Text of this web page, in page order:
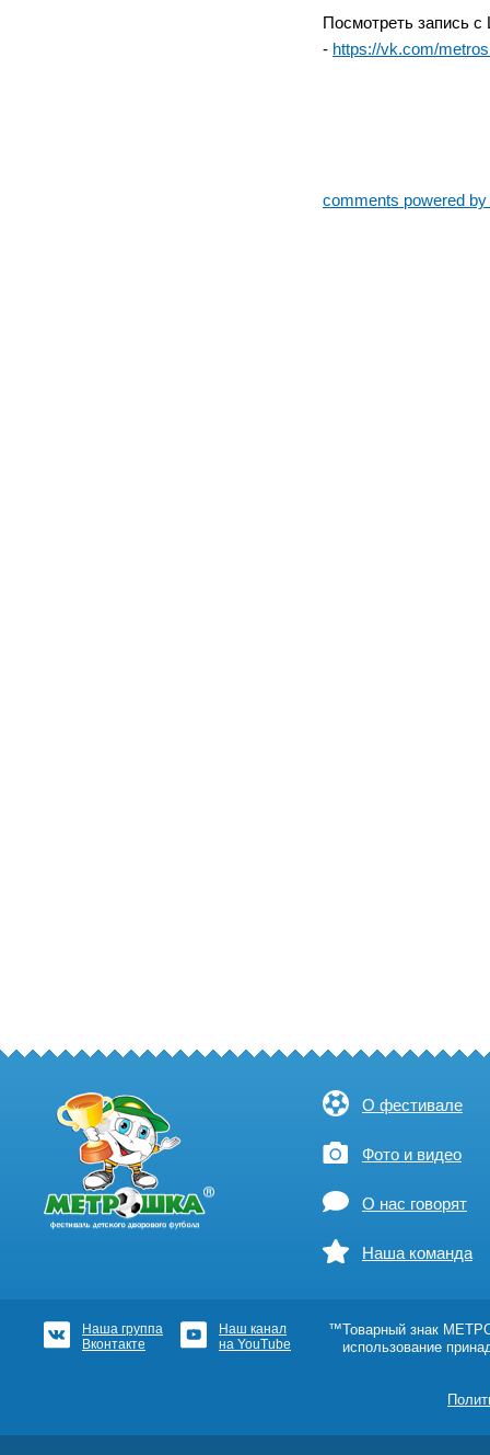
Посмотреть запись
- https://vk.com/
comments powered
О фестивале
Фото и видео
О нас говорят
Наша команда
Наша группа
Вконтакте
Наш канал
на YouTube
™Товарный знак
использование